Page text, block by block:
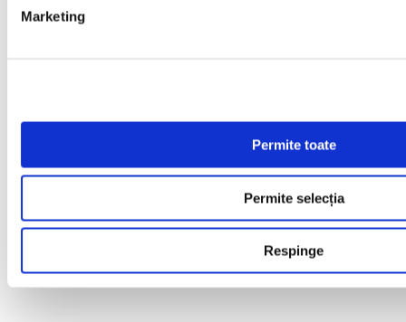
Marketing
Permite toate
Permite selecția
Respinge
Inchirieri termen scurt
Inchirieri termen lung
Politica de livrare si anulare comanda
Politica de confidentialitate